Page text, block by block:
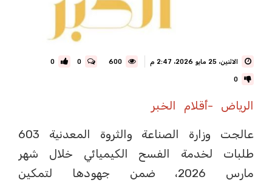
الاثنين، 25 مايو 2026، 2:47 م 0
0
0
الرياض -أقلام الخبر
عالجت وزارة الصناعة والثروة المعدنية 603
طلبات لخدمة الفسح الكيميائي خلال شهر
مارس 2026، ضمن جهودها لتمكين